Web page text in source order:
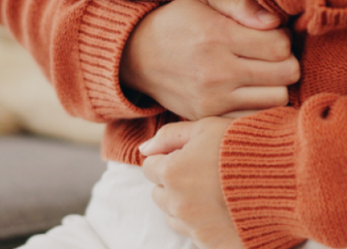
interviews, opnames en
beeldmateriaal.
Stuur een e-mail